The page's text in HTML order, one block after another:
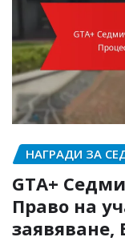
НАГРАДИ ЗА
GTA+
Право на